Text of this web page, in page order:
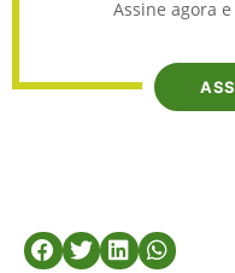
Assine agora